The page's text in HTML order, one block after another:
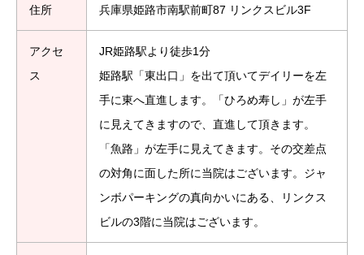
住所 兵庫県姫路市南駅前町87 リンクスビル3F
アクセ
ス
JR姫路駅より徒歩1分
姫路駅「東出口」を出て頂いてデイリーを左
手に東へ直進します。「ひろめ寿し」が左手
に見えてきますので、直進して頂きます。
「魚路」が左手に見えてきます。その交差点
の対角に面した所に当院はございます。ジャ
ンボパーキングの真向かいにある、リンクス
ビルの3階に当院はございます。